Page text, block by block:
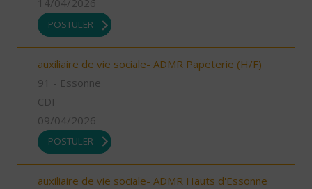
14/04/2026
POSTULER
auxiliaire de vie sociale- ADMR Papeterie (H/F)
91 - Essonne
CDI
09/04/2026
POSTULER
auxiliaire de vie sociale- ADMR Hauts d'Essonne